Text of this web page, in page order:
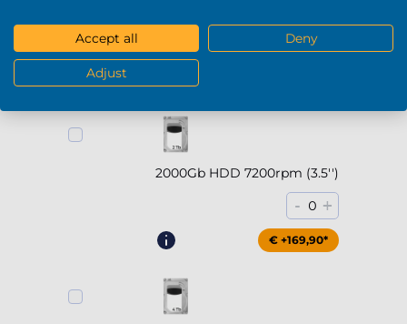
- 0
2000Gb HDD 7200rpm (3.5'')
- 0 +
€ +169,90*
Accept all Deny
Adjust